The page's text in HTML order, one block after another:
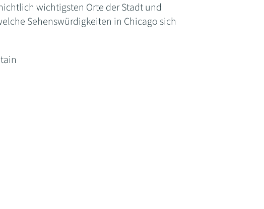
wichtigsten Orte der Stadt und
Sehenswürdigkeiten in Chicago sich